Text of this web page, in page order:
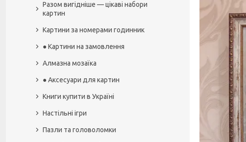
Разом вигідніше — цікаві набори
картин
Картини за номерами годинник
● Картини на замовлення
Алмазна мозаїка
● Аксесуари для картин
Книги купити в Україні
Настільні ігри
Пазли та головоломки